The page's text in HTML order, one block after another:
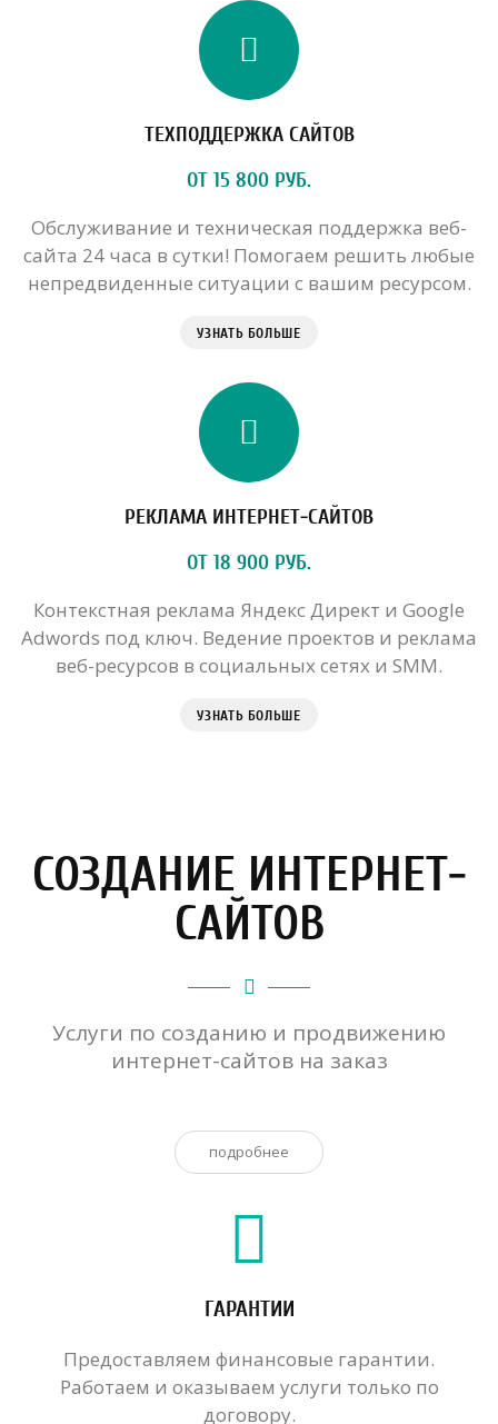
ТЕХПОДДЕРЖКА САЙТОВ
ОТ 15 800 РУБ.
Обслуживание и техническая поддержка веб-
сайта 24 часа в сутки! Помогаем решить любые
непредвиденные ситуации с вашим ресурсом.
УЗНАТЬ БОЛЬШЕ
РЕКЛАМА ИНТЕРНЕТ-САЙТОВ
ОТ 18 900 РУБ.
Контекстная реклама Яндекс Директ и Google
Adwords под ключ. Ведение проектов и реклама
веб-ресурсов в социальных сетях и SMM.
УЗНАТЬ БОЛЬШЕ
СОЗДАНИЕ ИНТЕРНЕТ-
САЙТОВ
Услуги по созданию и продвижению
интернет-сайтов на заказ
подробнее
ГАРАНТИИ
Предоставляем финансовые гарантии.
Работаем и оказываем услуги только по
договору.